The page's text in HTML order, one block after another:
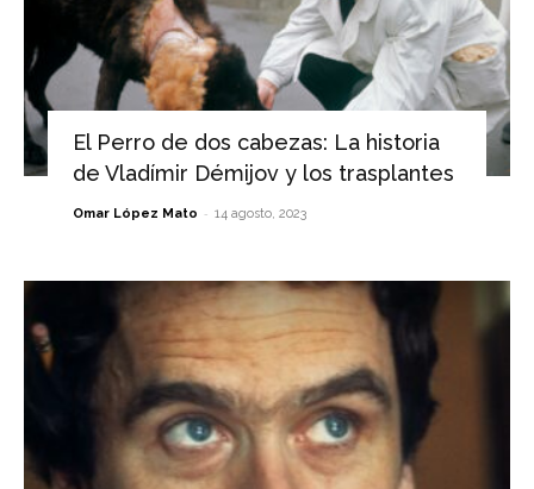
El Perro de dos cabezas: La historia
de Vladímir Démijov y los trasplantes
Omar López Mato - 14 agosto, 2023